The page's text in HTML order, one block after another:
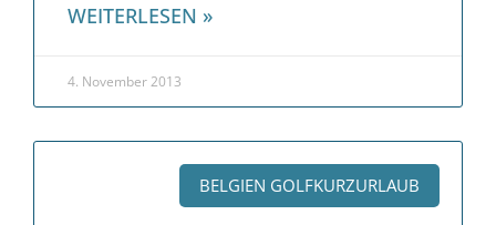
WEITERLESEN »
4. November 2013
BELGIEN GOLFKURZURLAUB